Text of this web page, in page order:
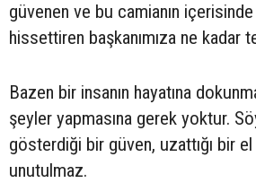
güvenen ve bu camianın
hissettiren başkanımıza ne kadar
Bazen bir insanın hayatına
şeyler yapmasına gerek yoktur.
gösterdiği bir güven, uzattığı bir el
unutulmaz.